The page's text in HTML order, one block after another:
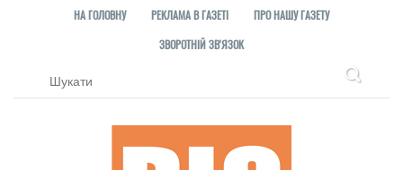
НА ГОЛОВНУ РЕКЛАМА В ГАЗЕТІ
ПРО НАШУ ГАЗЕТУ
ЗВОРОТНІЙ ЗВ'ЯЗОК